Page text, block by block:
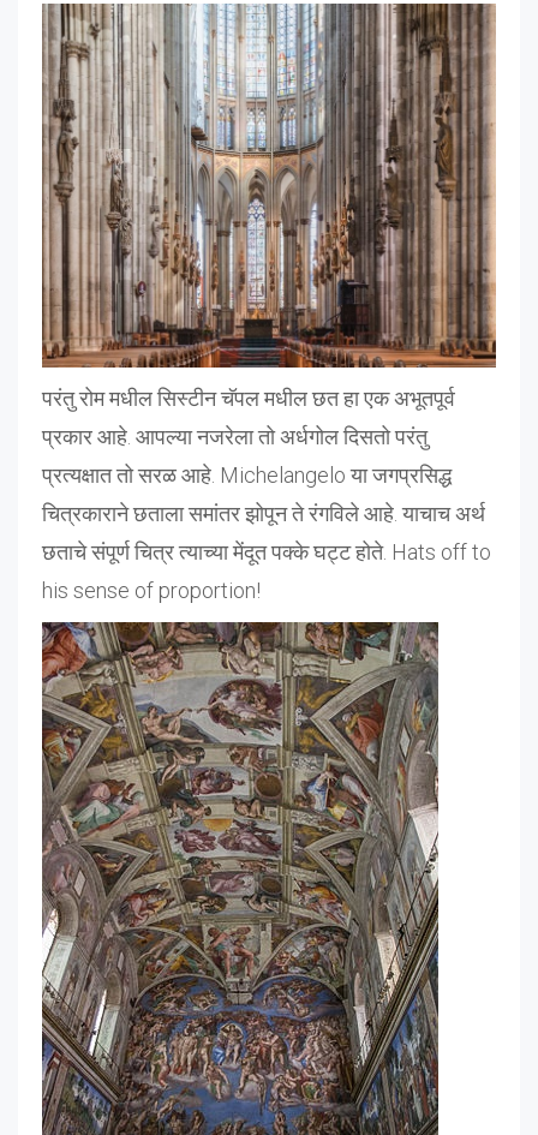
परंतु रोम मधील सिस्टीन चॅपल मधील छत हा एक अभूतपूर्व
प्रकार आहे. आपल्या नजरेला तो अर्धगोल दिसतो परंतु
प्रत्यक्षात तो सरळ आहे. Michelangelo या जगप्रसिद्ध
चित्रकाराने छताला समांतर झोपून ते रंगविले आहे. याचाच अर्थ
छताचे संपूर्ण चित्र त्याच्या मेंदूत पक्के घट्ट होते. Hats off to
his sense of proportion!